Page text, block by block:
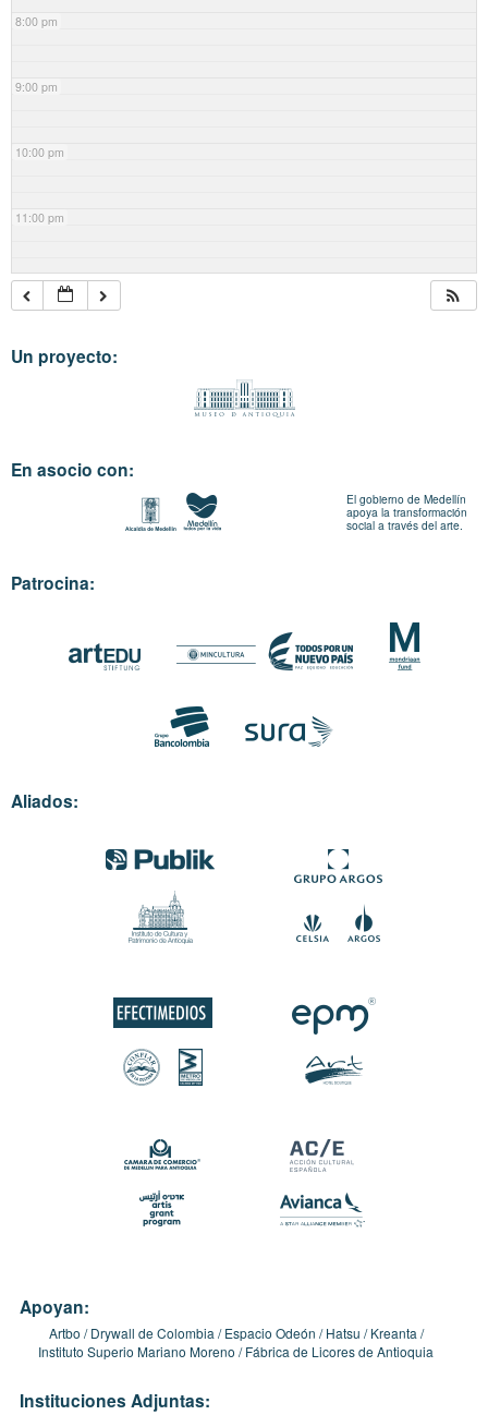
8:00 pm
9:00 pm
10:00 pm
11:00 pm
Un proyecto:
En asocio con:
El gobierno de Medellín
apoya la transformación
social a través del arte.
Patrocina:
Aliados:
Apoyan:
Artbo Drywall de Colombia Espacio Odeón Hatsu
Kreanta
Instituto Superio Mariano Moreno
Fábrica de Licores de Antioquia
Instituciones Adjuntas: